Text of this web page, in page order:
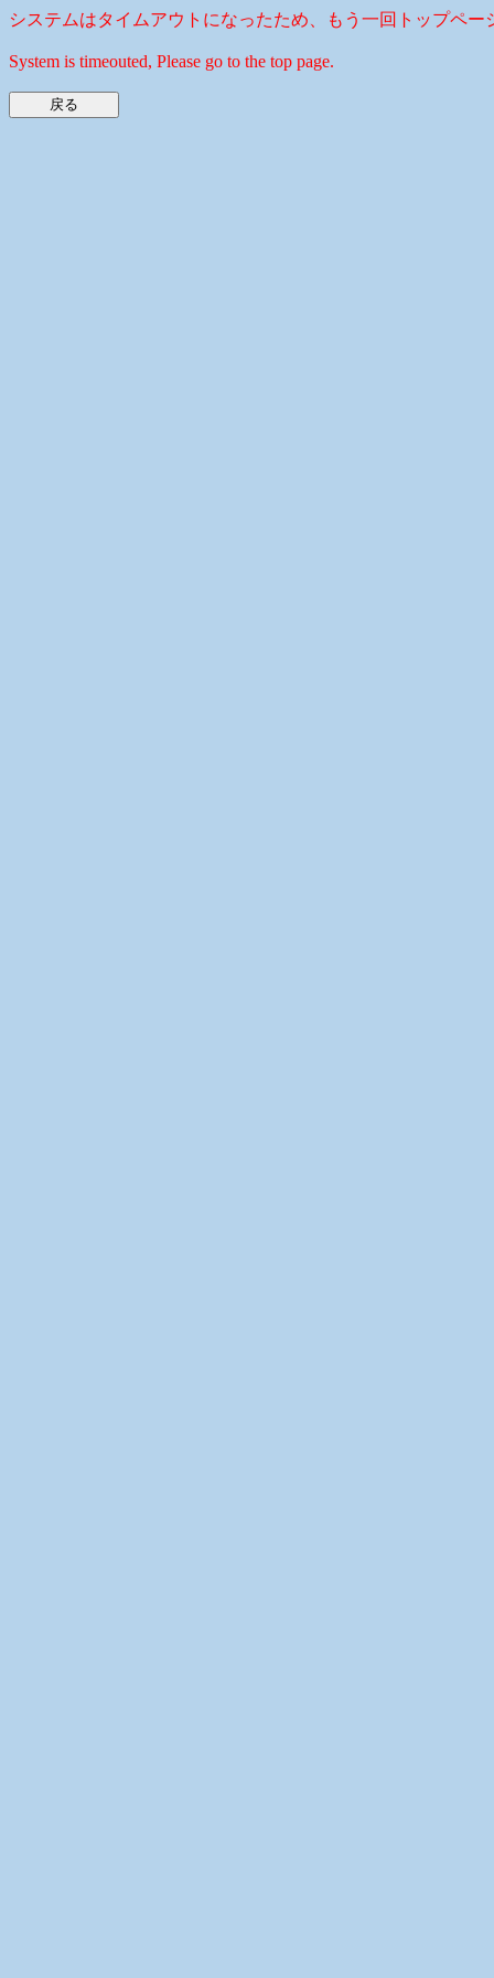
システムはタイムアウトになったため、もう一回トップペー
System is timeouted, Please go to the top page.